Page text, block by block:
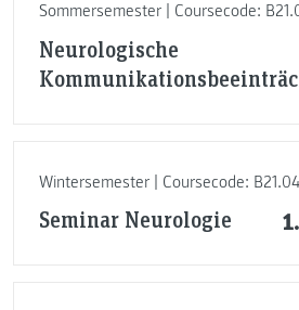
Sommersemester | Coursecode:
Neurologische
Wintersemester | Coursecode:
Seminar Neurologie